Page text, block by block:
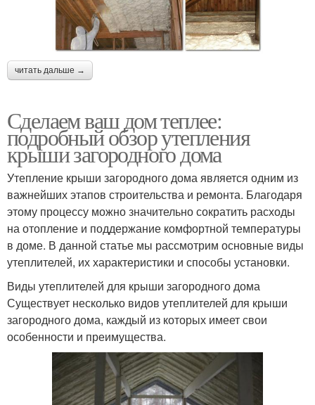
читать дальше →
Сделаем ваш дом теплее:
подробный обзор утепления
крыши загородного дома
Утепление крыши загородного дома является одним из
важнейших этапов строительства и ремонта. Благодаря
этому процессу можно значительно сократить расходы
на отопление и поддержание комфортной температуры
в доме. В данной статье мы рассмотрим основные виды
утеплителей, их характеристики и способы установки.
Виды утеплителей для крыши загородного дома
Существует несколько видов утеплителей для крыши
загородного дома, каждый из которых имеет свои
особенности и преимущества.